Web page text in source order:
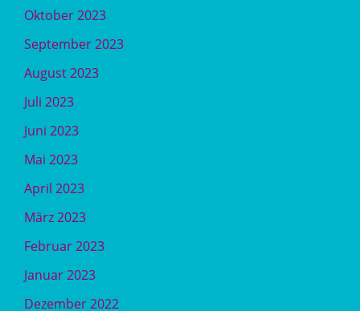
Oktober 2023
September 2023
August 2023
Juli 2023
Juni 2023
Mai 2023
April 2023
März 2023
Februar 2023
Januar 2023
Dezember 2022